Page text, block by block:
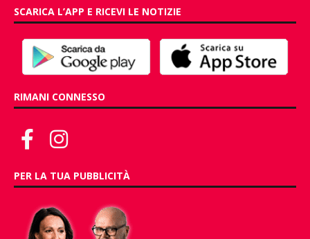
SCARICA L’APP E RICEVI LE NOTIZIE
RIMANI CONNESSO
PER LA TUA PUBBLICITÀ